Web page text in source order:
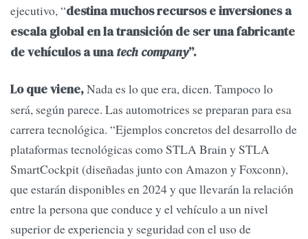
ejecutivo, “destina muchos recursos e inversiones a
escala global en la transición de ser una fabricante
de vehículos a unatech company”.
Lo que viene,Nada es lo que era, dicen. Tampoco lo
será, según parece. Las automotrices se preparan para esa
carrera tecnológica. “Ejemplos concretos del desarrollo de
plataformas tecnológicas como STLA Brain y STLA
SmartCockpit (diseñadas junto con Amazon y Foxconn),
que estarán disponibles en 2024 y que llevarán la relación
entre la persona que conduce y el vehículo a un nivel
superior de experiencia y seguridad con el uso de